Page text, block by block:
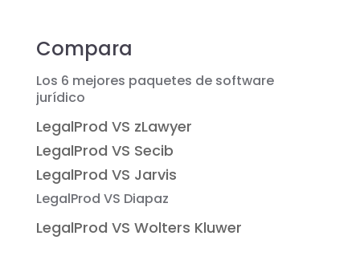
Compara
Los 6 mejores paquetes de software
jurídico
LegalProd VS zLawyer
LegalProd VS Secib
LegalProd VS Jarvis
LegalProd VS Diapaz
LegalProd VS Wolters Kluwer